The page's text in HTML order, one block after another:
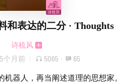
和表达的二分 · Thoughts
诗梳风
5个月前 5065 · 65
机器人，再当阐述道理的思想家。